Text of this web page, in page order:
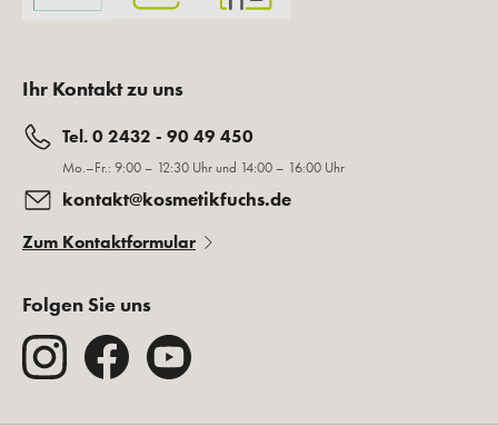
Ihr Kontakt zu uns
Tel. 0 2432 - 90 49 450
Mo.–Fr.: 9:00 – 12:30 Uhr und 14:00 – 16:00 Uhr
kontakt@kosmetikfuchs.de
Zum Kontaktformular
Folgen Sie uns